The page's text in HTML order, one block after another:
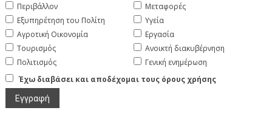
Περιβάλλον
Εξυπηρέτηση του Πολίτη
Αγροτική Οικονομία
Τουρισμός
Πολιτισμός
Μεταφορές
Υγεία
Εργασία
Ανοικτή διακυβέρνηση
Γενική ενημέρωση
Έχω διαβάσει και αποδέχομαι τους όρους χρήσης